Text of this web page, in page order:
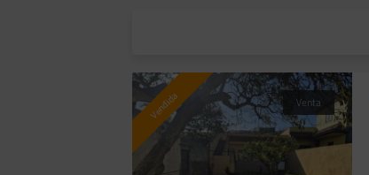
Vendida Venta